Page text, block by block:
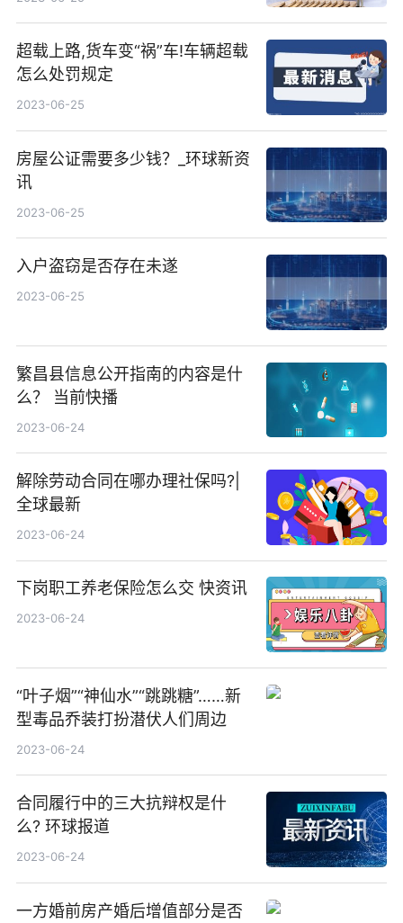
超载上路,货车变“祸”车!车辆超载
怎么处罚规定
2023-06-25
房屋公证需要多少钱？_环球新资
讯
2023-06-25
入户盗窃是否存在未遂
2023-06-25
繁昌县信息公开指南的内容是什
么？ 当前快播
2023-06-24
解除劳动合同在哪办理社保吗?|
全球最新
2023-06-24
下岗职工养老保险怎么交 快资讯
2023-06-24
“叶子烟”“神仙水”“跳跳糖”……新
型毒品乔装打扮潜伏人们周边
2023-06-24
合同履行中的三大抗辩权是什
么? 环球报道
2023-06-24
一方婚前房产婚后增值部分是否